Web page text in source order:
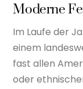
Moderne
Im Laufe der
einem
fast allen
oder